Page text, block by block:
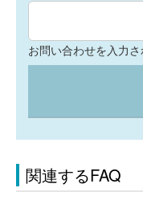
お問い合わせを入力
関連するFAQ